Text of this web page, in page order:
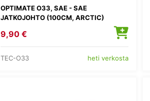
OPTIMATE O33, SAE - SAE
JATKOJOHTO (100CM, ARCTIC)
9,90 €
TEC-O33 heti verkosta